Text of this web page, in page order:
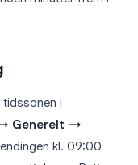
i
Generelt →
kl. 09:00